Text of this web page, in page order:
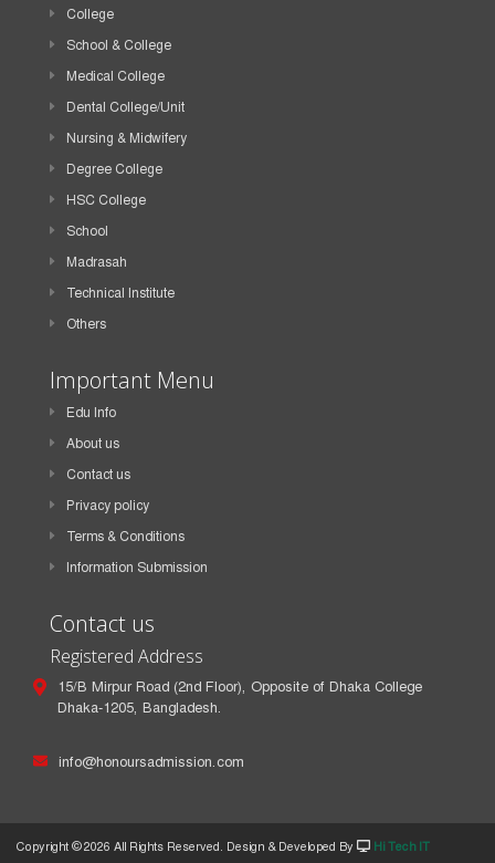
College
School & College
Medical College
Dental College/Unit
Nursing & Midwifery
Degree College
HSC College
School
Madrasah
Technical Institute
Others
Important Menu
Edu Info
About us
Contact us
Privacy policy
Terms & Conditions
Information Submission
Contact us
Registered Address
15/B Mirpur Road (2nd Floor), Opposite of Dhaka College
Dhaka-1205, Bangladesh.
info@honoursadmission.com
Copyright ©2026 All Rights Reserved. Design & Developed By Hi Tech IT